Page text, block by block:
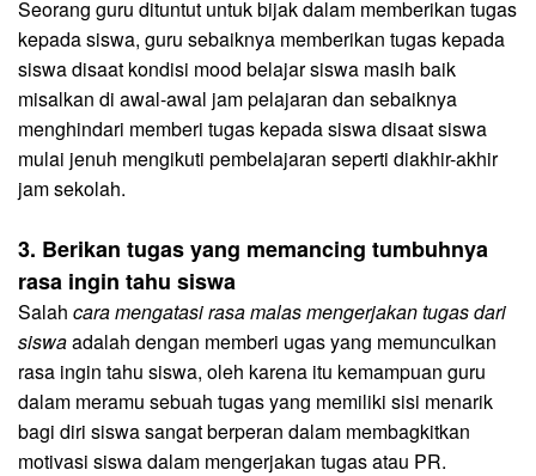
Seorang guru dituntut untuk bijak dalam memberikan tugas
kepada siswa, guru sebaiknya memberikan tugas kepada
siswa disaat kondisi mood belajar siswa masih baik
misalkan di awal-awal jam pelajaran dan sebaiknya
menghindari memberi tugas kepada siswa disaat siswa
mulai jenuh mengikuti pembelajaran seperti diakhir-akhir
jam sekolah.
3. Berikan tugas yang memancing tumbuhnya
rasa ingin tahu siswa
Salah cara mengatasi rasa malas mengerjakan tugas dari
siswaadalah dengan memberi ugas yang memunculkan
rasa ingin tahu siswa, oleh karena itu kemampuan guru
dalam meramu sebuah tugas yang memiliki sisi menarik
bagi diri siswa sangat berperan dalam membagkitkan
motivasi siswa dalam mengerjakan tugas atau PR.